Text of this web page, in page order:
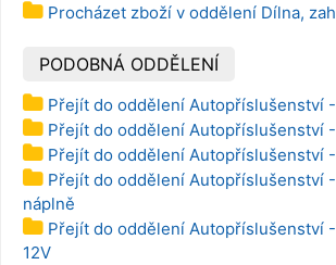
Procházet zboží v oddělení Dílna,
PODOBNÁ ODDĚLENÍ
Přejít do oddělení Autopříslušenství
Přejít do oddělení Autopříslušenství
Přejít do oddělení Autopříslušenství
Přejít do oddělení Autopříslušenství
náplně
Přejít do oddělení Autopříslušenství
12V